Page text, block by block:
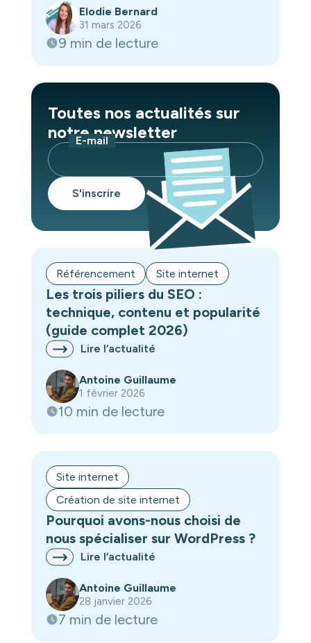
Elodie Bernard
31 mars 2026
9 min de lecture
Toutes nos actualités sur
notre newsletter
E-mail
Référencement Site internet
Les trois piliers du SEO :
technique, contenu et popularité
(guide complet 2026)
Lire l’actualité
Antoine Guillaume
1 février 2026
10 min de lecture
Site internet
Création de site internet
Pourquoi avons-nous choisi de
nous spécialiser sur WordPress ?
Lire l’actualité
Antoine Guillaume
28 janvier 2026
7 min de lecture